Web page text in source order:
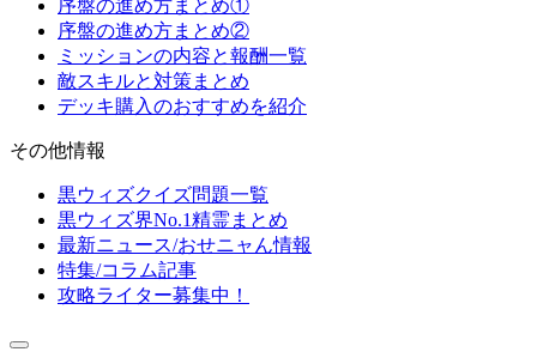
序盤の進め方まとめ①
序盤の進め方まとめ②
ミッションの内容と報酬一覧
敵スキルと対策まとめ
デッキ購入のおすすめを紹介
その他情報
黒ウィズクイズ問題一覧
黒ウィズ界No.1精霊まとめ
最新ニュース/おせニャん情報
特集/コラム記事
攻略ライター募集中！